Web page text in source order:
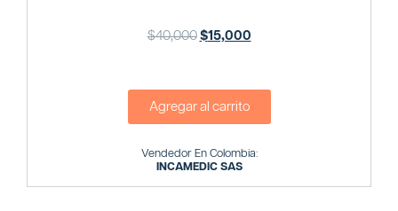
$40,000 $15,000
Agregar al carrito
Vendedor En Colombia:
INCAMEDIC SAS